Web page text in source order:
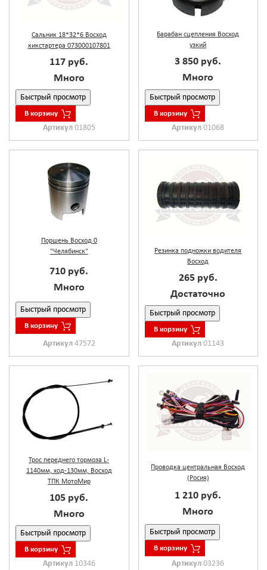
Сальник 18*32*6 Восход
кикстартера 073000107801
117 руб.
Много
Быстрый просмотр
В корзину
Артикул 01805
Барабан сцепления Восход
узкий
3 850 руб.
Много
Быстрый просмотр
В корзину
Артикул01068
Поршень Восход 0
"Челябинск"
710 руб.
Много
Быстрый просмотр
В корзину
Артикул 47572
Резинка подножки водителя
Восход
265 руб.
Достаточно
Быстрый просмотр
В корзину
Артикул01143
Трос переднего тормоза L-
1140мм, ход-130мм, Восход
ТПК МотоМир
105 руб.
Много
Быстрый просмотр
В корзину
Артикул 10346
Проводка центральная Восход
(Росия)
1 210 руб.
Много
Быстрый просмотр
В корзину
Артикул03236